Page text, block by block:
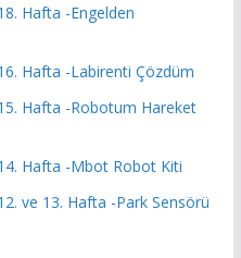
Hafta -Engelden
Hafta -Labirenti Çözdüm
Hafta -Robotum Hareket
Hafta -Mbot Robot Kiti
ve 13. Hafta -Park Sensörü